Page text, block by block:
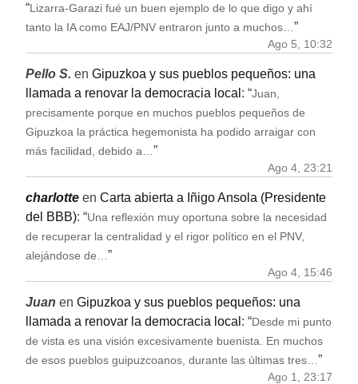
“Lizarra-Garazi fué un buen ejemplo de lo que digo y ahí
tanto la IA como EAJ/PNV entraron junto a muchos…”
Ago 5, 10:32
Pello S. en Gipuzkoa y sus pueblos pequeños: una
llamada a renovar la democracia local : “Juan,
precisamente porque en muchos pueblos pequeños de
Gipuzkoa la práctica hegemonista ha podido arraigar con
más facilidad, debido a…”
Ago 4, 23:21
charlotte en Carta abierta a Iñigo Ansola (Presidente
del BBB): “Una reflexión muy oportuna sobre la necesidad
de recuperar la centralidad y el rigor político en el PNV,
alejándose de… ”
Ago 4, 15:46
Juan en Gipuzkoa y sus pueblos pequeños: una
llamada a renovar la democracia local : “Desde mi punto
de vista es una visión excesivamente buenista. En muchos
de esos pueblos guipuzcoanos, durante las últimas tres… ”
Ago 1, 23:17